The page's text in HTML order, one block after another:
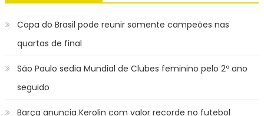
Copa do Brasil pode reunir somente campeões nas
quartas de final
São Paulo sedia Mundial de Clubes feminino pelo 2º ano
seguido
Barça anuncia Kerolin com valor recorde no futebol